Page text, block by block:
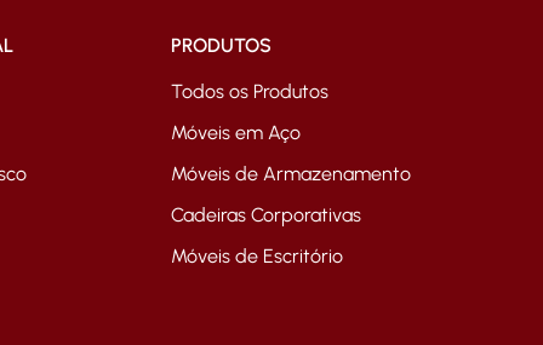
PRODUTOS
Todos os Produtos
Móveis em Aço
Móveis de Armazenamento
Cadeiras Corporativas
Móveis de Escritório